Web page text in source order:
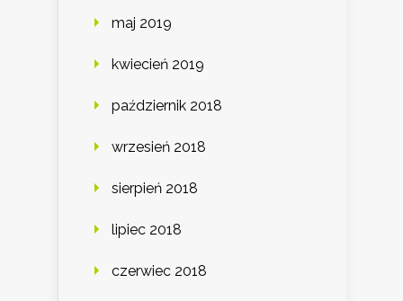
maj 2019
kwiecień 2019
październik 2018
wrzesień 2018
sierpień 2018
lipiec 2018
czerwiec 2018